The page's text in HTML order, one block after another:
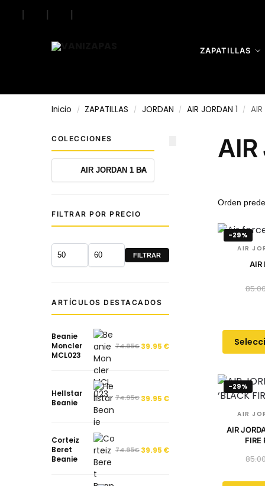
| | |
ZAPATILLAS
Search
Inicio / ZAPATILLAS / JORDAN / AIR JORDAN 1 /
AIR
-29%
AIR
AIR
-29%
AIR
AIR
FIRE
COLECCIONES
FILTRAR POR PRECIO
FILTRAR
ARTÍCULOS DESTACADOS
Beanie
Moncler
MCL023
74.95€39.95 €
Hellstar
Beanie
74.95€39.95 €
Corteiz
Beret
Beanie
74.95€39.95 €